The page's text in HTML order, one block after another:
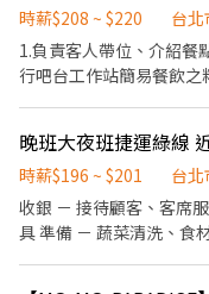
時薪$208 ~ $220
台
1.負責客人帶位、介紹餐
行吧台工作站簡易餐飲之
時薪$196 ~ $201
台
收銀 － 接待顧客、客席
具 準備 － 蔬菜清洗、食